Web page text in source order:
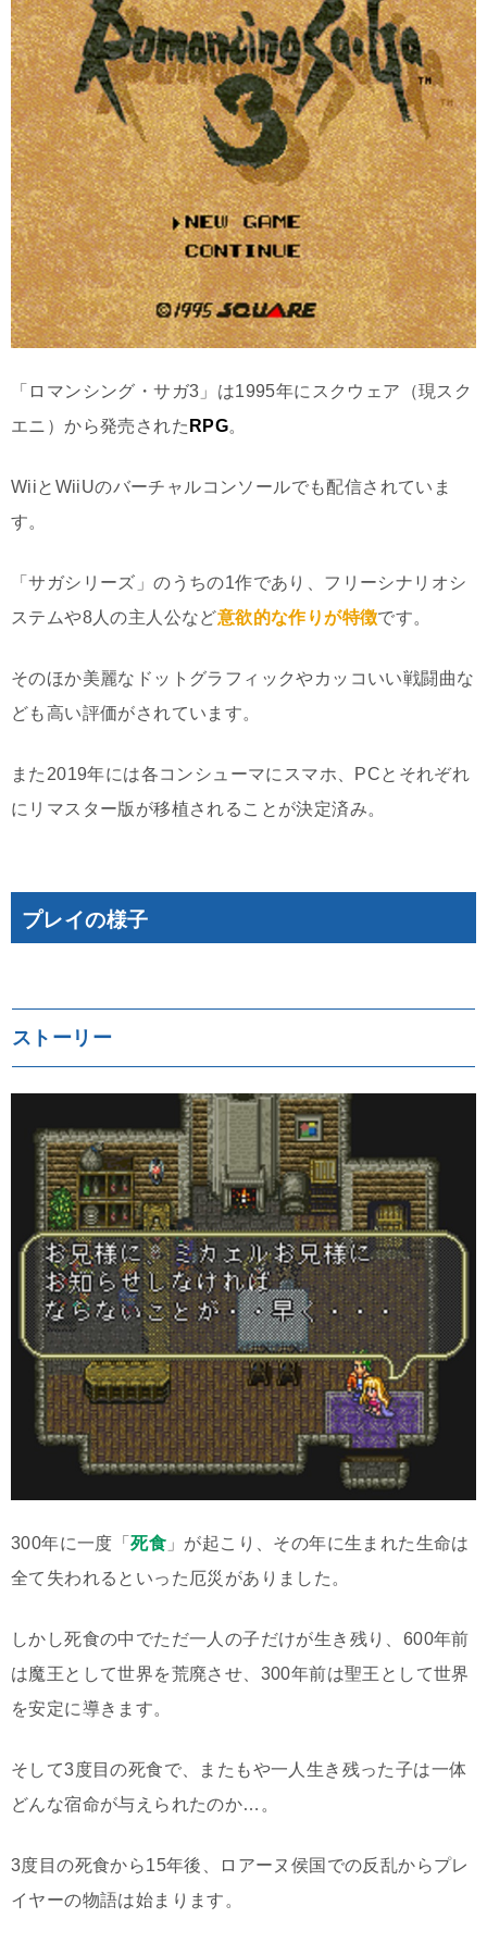
「ロマンシング・サガ3」は1995年にスクウェア（現スク
エニ）から発売された RPG。
WiiとWiiUのバーチャルコンソールでも配信されていま
す。
「サガシリーズ」のうちの1作であり、フリーシナリオシ
ステムや8人の主人公など意欲的な作りが特徴です。
そのほか美麗なドットグラフィックやカッコいい戦闘曲な
ども高い評価がされています。
また2019年には各コンシューマにスマホ、PCとそれぞれ
にリマスター版が移植されることが決定済み。
プレイの様子
ストーリー
300年に一度「死食 」が起こり、その年に生まれた生命は
全て失われるといった厄災がありました。
しかし死食の中でただ一人の子だけが生き残り、600年前
は魔王として世界を荒廃させ、300年前は聖王として世界
を安定に導きます。
そして3度目の死食で、またもや一人生き残った子は一体
どんな宿命が与えられたのか…。
3度目の死食から15年後、ロアーヌ侯国での反乱からプレ
イヤーの物語は始まります。